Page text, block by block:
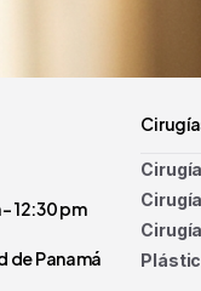
12:30 pm
de Panamá